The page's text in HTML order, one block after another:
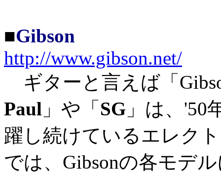
■Gibson
http://www.gibson.net/
ギターと言えば「
Paul 」や「 SG 」は、'50
躍し続けているエレク
では、Gibsonの各モデ